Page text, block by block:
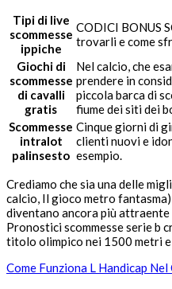
Tipi di live
scommesse
ippiche
CODICI BONUS
trovarli e come
Giochi di
scommesse
di cavalli
gratis
Nel calcio, che
prendere in
piccola barca di
fiume dei siti dei
Scommesse
intralot
palinsesto
Cinque giorni di
clienti nuovi e
esempio.
Crediamo che sia una delle
calcio, Il gioco metro
diventano ancora più
Pronostici scommesse serie b
titolo olimpico nei 1500 metri
Come Funziona L Handicap Nel